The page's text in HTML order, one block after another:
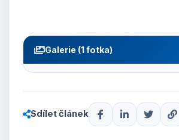
Galerie (1 fotka)
Sdílet článek